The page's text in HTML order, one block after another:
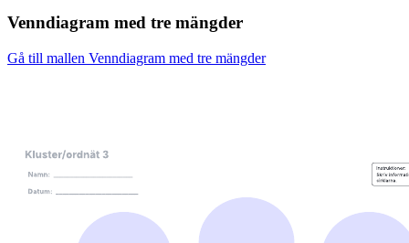
Venndiagram med tre mängder
Gå till mallen Venndiagram med tre mängder